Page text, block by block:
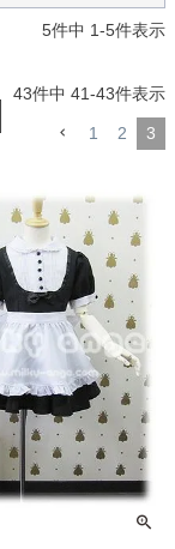
5件中 1-5件表示
43件中 41-43件表示
1 2 3